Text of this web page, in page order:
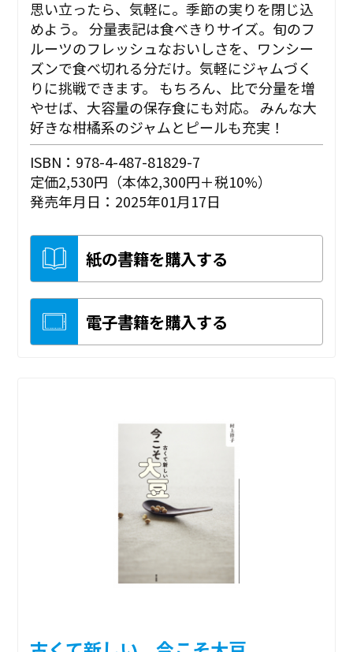
思い立ったら、気軽に。季節の実りを閉じ込
めよう。 分量表記は食べきりサイズ。旬のフ
ルーツのフレッシュなおいしさを、ワンシー
ズンで食べ切れる分だけ。気軽にジャムづく
りに挑戦できます。 もちろん、比で分量を増
やせば、大容量の保存食にも対応。 みんな大
好きな柑橘系のジャムとピールも充実！
ISBN：978-4-487-81829-7
定価2,530円（本体2,300円＋税10%）
発売年月日：2025年01月17日
紙の書籍を購入する
電子書籍を購入する